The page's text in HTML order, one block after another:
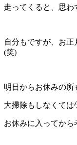
走ってくると、思
自分もですが、お
(笑)
明日からお休みの所
大掃除もしなくては
お休みに入ってから